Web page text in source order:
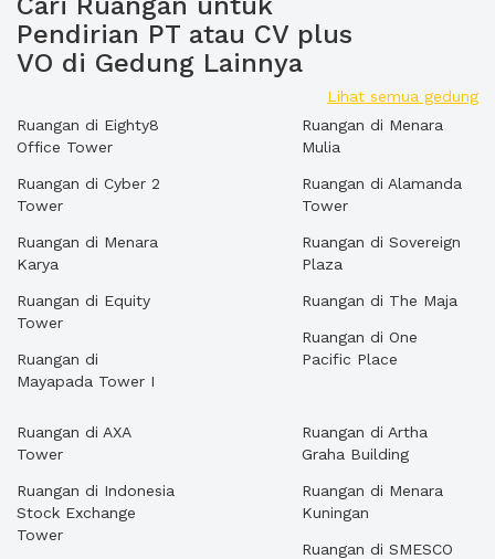
Pendirian PT atau CV plus
VO di Gedung Lainnya
Lihat semua gedung
Ruangan di Eighty8
Office Tower
Ruangan di Cyber 2
Tower
Ruangan di Menara
Karya
Ruangan di Equity
Tower
Ruangan di
Mayapada Tower I
Ruangan di Menara
Mulia
Ruangan di Alamanda
Tower
Ruangan di Sovereign
Plaza
Ruangan di The Maja
Ruangan di One
Pacific Place
Ruangan di AXA
Tower
Ruangan di Indonesia
Stock Exchange
Tower
Ruangan di Artha
Graha Building
Ruangan di Menara
Kuningan
Ruangan di SMESCO